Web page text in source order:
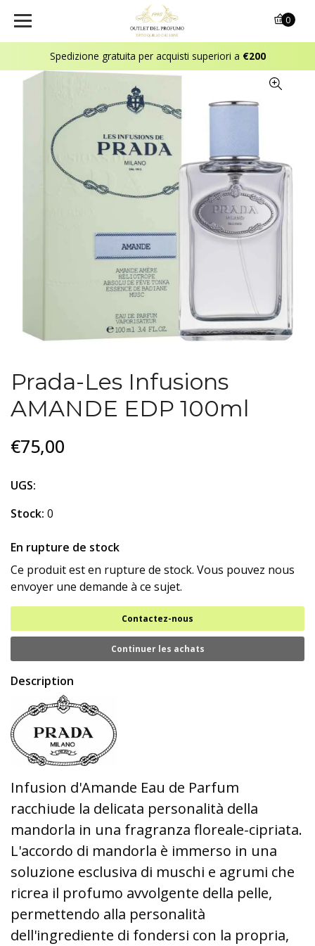
Spedizione gratuita per acquisti superiori a €200
0
Prada-Les Infusions
AMANDE EDP 100ml
€75,00
UGS:
Stock: 0
En rupture de stock
Ce produit est en rupture de stock. Vous pouvez nous
envoyer une demande à ce sujet.
Contactez-nous
Continuer les achats
Description
Infusion d'Amande Eau de Parfum
racchiude la delicata personalità della
mandorla in una fragranza floreale-cipriata.
L'accordo di mandorla è immerso in una
soluzione esclusiva di muschi e agrumi che
ricrea il profumo avvolgente della pelle,
permettendo alla personalità
dell'ingrediente di fondersi con la propria,